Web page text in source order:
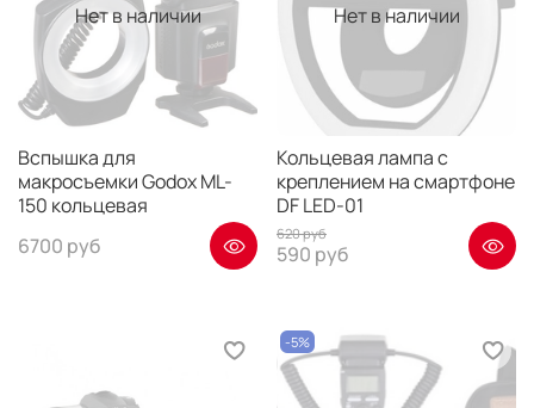
Нет в наличии
Вспышка для
макросъемки Godox ML-
150 кольцевая
6700 руб
Нет в наличии
Кольцевая лампа с
креплением на смартфоне
DF LED-01
620 руб
590 руб
-5%